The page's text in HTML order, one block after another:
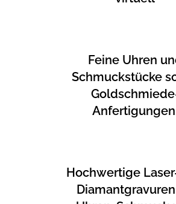
Feine Uhren
Schmuckstücke
Hochwertige